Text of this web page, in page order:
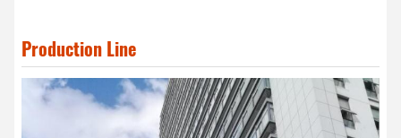
Production Line